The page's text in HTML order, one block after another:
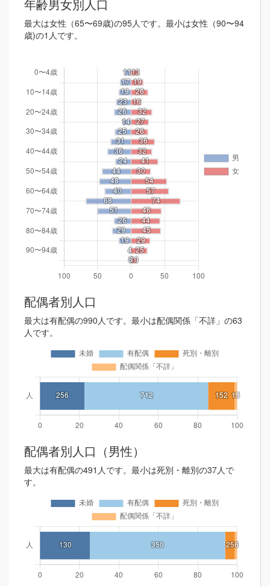
年齢男女別人口
最大は女性（65〜69歳)の95人です。最小は女性（90〜94
歳)の1人です。
配偶者別人口
最大は有配偶の990人です。最小は配偶関係「不詳」の63
人です。
配偶者別人口（男性）
最大は有配偶の491人です。最小は死別・離別の37人で
す。